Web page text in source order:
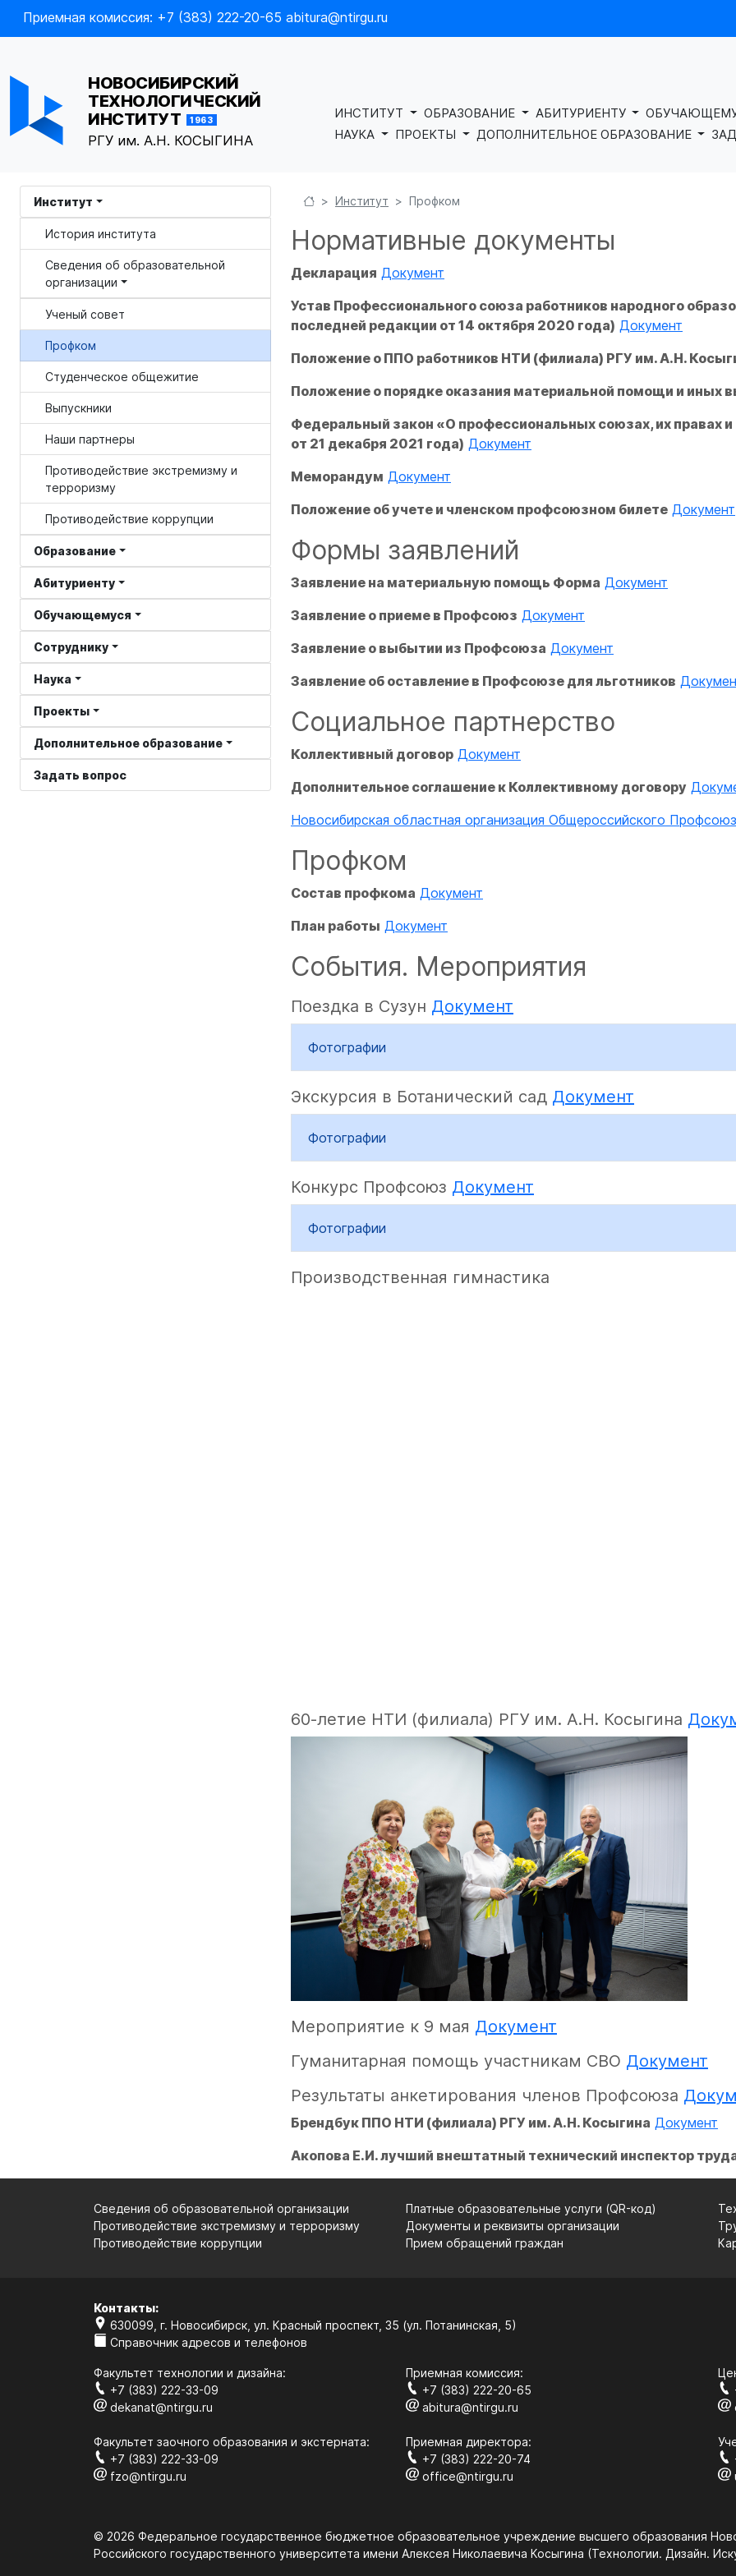
Приемная комиссия: +7 (383) 222-20-65 abitura@ntirgu.ru
НОВОСИБИРСКИЙ
ТЕХНОЛОГИЧЕСКИЙ
ИНСТИТУТ
1963
РГУ им. А.Н. КОСЫГИНА
ИНСТИТУТ ОБРАЗОВАНИЕ АБИТУРИЕНТУ
НАУКА
ПРОЕКТЫ ДОПОЛНИТЕЛЬНОЕ ОБРАЗОВАНИЕ
Институт
История института
Сведения об образовательной
организации
Ученый совет
Профком
Студенческое общежитие
Выпускники
Наши партнеры
Противодействие экстремизму и
терроризму
Противодействие коррупции
Образование
Абитуриенту
Обучающемуся
Сотруднику
Наука
Проекты
Дополнительное образование
Задать вопрос
Институт Профком
Нормативные документы
Декларация Документ
Устав Профессионального союза работников народного
последней редакции от 14 октября 2020 года) Документ
Положение о ППО работников НТИ (филиала) РГУ им. А.Н.
Положение о порядке оказания материальной помощи и иных
Федеральный закон «О профессиональных союзах, их правах
от 21 декабря 2021 года) Документ
Меморандум Документ
Положение об учете и членском профсоюзном билете Документ
Формы заявлений
Заявление на материальную помощь Форма Документ
Заявление о приеме в Профсоюз Документ
Заявление о выбытии из Профсоюза Документ
Заявление об оставление в Профсоюзе для льготников
Социальное партнерство
Коллективный договор Документ
Дополнительное соглашение к Коллективному договору
Новосибирская областная организация Общероссийского
Профком
Состав профкома Документ
План работы Документ
События. Мероприятия
Поездка в Сузун Документ
Фотографии
Экскурсия в Ботанический сад Документ
Фотографии
Конкурс Профсоюз Документ
Фотографии
Производственная гимнастика
60-летие НТИ (филиала) РГУ им. А.Н. Косыгина
Мероприятие к 9 мая Документ
Гуманитарная помощь участникам СВО Документ
Результаты анкетирования членов Профсоюза
Брендбук ППО НТИ (филиала) РГУ им. А.Н. Косыгина Документ
Акопова Е.И. лучший внештатный технический инспектор
Сведения об образовательной организации
Противодействие экстремизму и терроризму
Противодействие коррупции
Платные образовательные услуги (QR-код)
Документы и реквизиты организации
Прием обращений граждан
Контакты:
630099, г. Новосибирск, ул. Красный проспект, 35 (ул. Потанинская, 5)
Справочник адресов и телефонов
Факультет технологии и дизайна:
+7 (383) 222-33-09
dekanat@ntirgu.ru
Факультет заочного образования и экстерната:
+7 (383) 222-33-09
fzo@ntirgu.ru
Приемная комиссия:
+7 (383) 222-20-65
abitura@ntirgu.ru
Приемная директора:
+7 (383) 222-20-74
office@ntirgu.ru
© 2026 Федеральное государственное бюджетное образовательное учреждение высшего образования
Российского государственного университета имени Алексея Николаевича Косыгина (Технологии. Дизайн.